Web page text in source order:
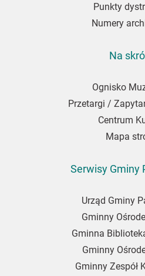
Punkty
Numery
Na
Ognisko
Przetargi /
Centrum
Mapa
Serwisy Gminy
Urząd Gminy
Gminny
Gminna
Gminny
Gminny Zespół